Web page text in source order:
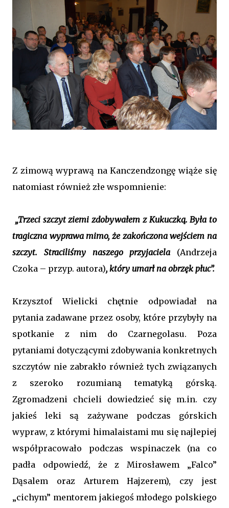
Z zimową wyprawą na Kanczendzongę wiąże się
natomiast również złe wspomnienie:
„Trzeci szczyt ziemi zdobywałem z Kukuczką. Była to
tragiczna wyprawa mimo, że zakończona wejściem na
szczyt. Straciliśmy naszego przyjaciela (Andrzeja
Czoka – przyp. autora), który umarł na obrzęk płuc”.
Krzysztof Wielicki chętnie odpowiadał na
pytania zadawane przez osoby, które przybyły na
spotkanie z nim do Czarnegolasu. Poza
pytaniami dotyczącymi zdobywania konkretnych
szczytów nie zabrakło również tych związanych
z szeroko rozumianą tematyką górską.
Zgromadzeni chcieli dowiedzieć się m.in. czy
jakieś leki są zażywane podczas górskich
wypraw, z którymi himalaistami mu się najlepiej
współpracowało podczas wspinaczek (na co
padła odpowiedź, że z Mirosławem „Falco”
Dąsalem oraz Arturem Hajzerem), czy jest
„cichym” mentorem jakiegoś młodego polskiego